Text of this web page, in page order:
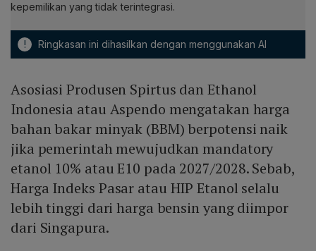
kepemilikan yang tidak terintegrasi.
! Ringkasan ini dihasilkan dengan menggunakan AI
Asosiasi Produsen Spirtus dan Ethanol
Indonesia atau Aspendo mengatakan harga
bahan bakar minyak (BBM) berpotensi naik
jika pemerintah mewujudkan mandatory
etanol 10% atau E10 pada 2027/2028. Sebab,
Harga Indeks Pasar atau HIP Etanol selalu
lebih tinggi dari harga bensin yang diimpor
dari Singapura.